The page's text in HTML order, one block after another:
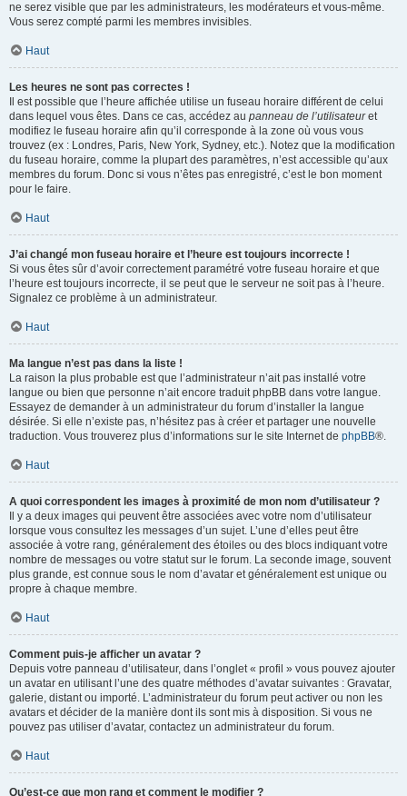
ne serez visible que par les administrateurs, les modérateurs et vous-même.
Vous serez compté parmi les membres invisibles.
Haut
Les heures ne sont pas correctes !
Il est possible que l’heure affichée utilise un fuseau horaire différent de celui
dans lequel vous êtes. Dans ce cas, accédez au panneau de l’utilisateuret
modifiez le fuseau horaire afin qu’il corresponde à la zone où vous vous
trouvez (ex : Londres, Paris, New York, Sydney, etc.). Notez que la modification
du fuseau horaire, comme la plupart des paramètres, n’est accessible qu’aux
membres du forum. Donc si vous n’êtes pas enregistré, c’est le bon moment
pour le faire.
Haut
J’ai changé mon fuseau horaire et l’heure est toujours incorrecte !
Si vous êtes sûr d’avoir correctement paramétré votre fuseau horaire et que
l’heure est toujours incorrecte, il se peut que le serveur ne soit pas à l’heure.
Signalez ce problème à un administrateur.
Haut
Ma langue n’est pas dans la liste !
La raison la plus probable est que l’administrateur n’ait pas installé votre
langue ou bien que personne n’ait encore traduit phpBB dans votre langue.
Essayez de demander à un administrateur du forum d’installer la langue
désirée. Si elle n’existe pas, n’hésitez pas à créer et partager une nouvelle
traduction. Vous trouverez plus d’informations sur le site Internet de phpBB®.
Haut
A quoi correspondent les images à proximité de mon nom d’utilisateur ?
Il y a deux images qui peuvent être associées avec votre nom d’utilisateur
lorsque vous consultez les messages d’un sujet. L’une d’elles peut être
associée à votre rang, généralement des étoiles ou des blocs indiquant votre
nombre de messages ou votre statut sur le forum. La seconde image, souvent
plus grande, est connue sous le nom d’avatar et généralement est unique ou
propre à chaque membre.
Haut
Comment puis-je afficher un avatar ?
Depuis votre panneau d’utilisateur, dans l’onglet « profil » vous pouvez ajouter
un avatar en utilisant l’une des quatre méthodes d’avatar suivantes : Gravatar,
galerie, distant ou importé. L’administrateur du forum peut activer ou non les
avatars et décider de la manière dont ils sont mis à disposition. Si vous ne
pouvez pas utiliser d’avatar, contactez un administrateur du forum.
Haut
Qu’est-ce que mon rang et comment le modifier ?